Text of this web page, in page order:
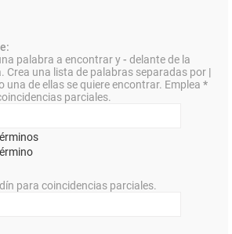
palabra a encontrar y- delante de la
Crea una lista de palabras separadas por |
una de ellas se quiere encontrar. Emplea *
parciales.
para coincidencias parciales.